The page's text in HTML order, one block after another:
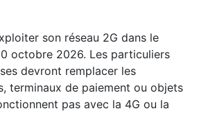
son réseau 2G dans le
octobre 2026. Les particuliers
devront remplacer les
terminaux de paiement ou objets
pas avec la 4G ou la